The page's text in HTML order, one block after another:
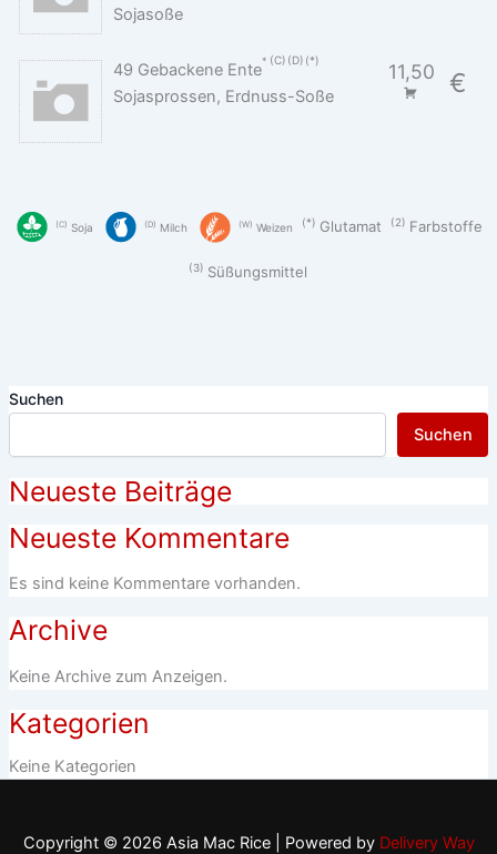
Sojasoße
49 Gebackene Ente
C D *
11,50 €
Sojasprossen, Erdnuss-Soße
C Soja D Milch W Weizen * Glutamat 2 Farbstoffe
3 Süßungsmittel
Suchen
Suchen
Neueste Beiträge
Neueste Kommentare
Es sind keine Kommentare vorhanden.
Archive
Keine Archive zum Anzeigen.
Kategorien
Keine Kategorien
Copyright © 2026 Asia Mac Rice | Powered by Delivery Way